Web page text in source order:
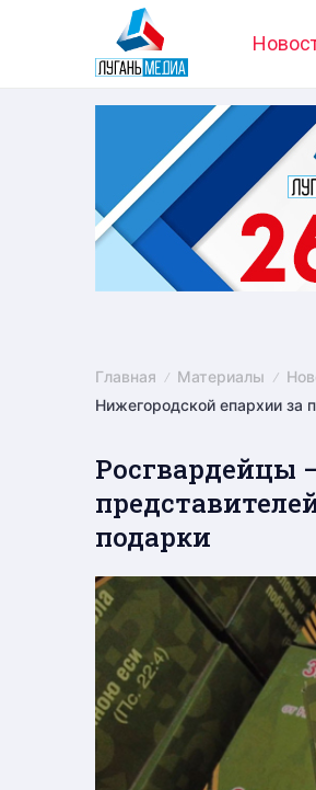
Главная Материалы
Нижегородской епархии за
Росгвардейцы
подарки